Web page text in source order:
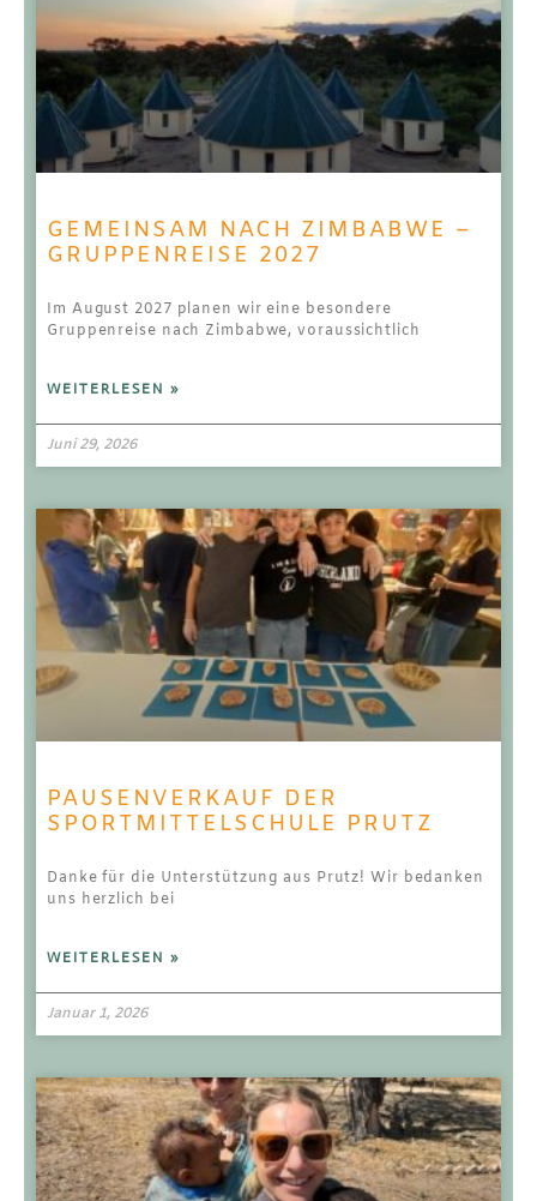
GEMEINSAM NACH ZIMBABWE –
GRUPPENREISE 2027
Im August 2027 planen wir eine besondere
Gruppenreise nach Zimbabwe, voraussichtlich
WEITERLESEN »
Juni 29, 2026
PAUSENVERKAUF DER
SPORTMITTELSCHULE PRUTZ
Danke für die Unterstützung aus Prutz! Wir bedanken
uns herzlich bei
WEITERLESEN »
Januar 1, 2026